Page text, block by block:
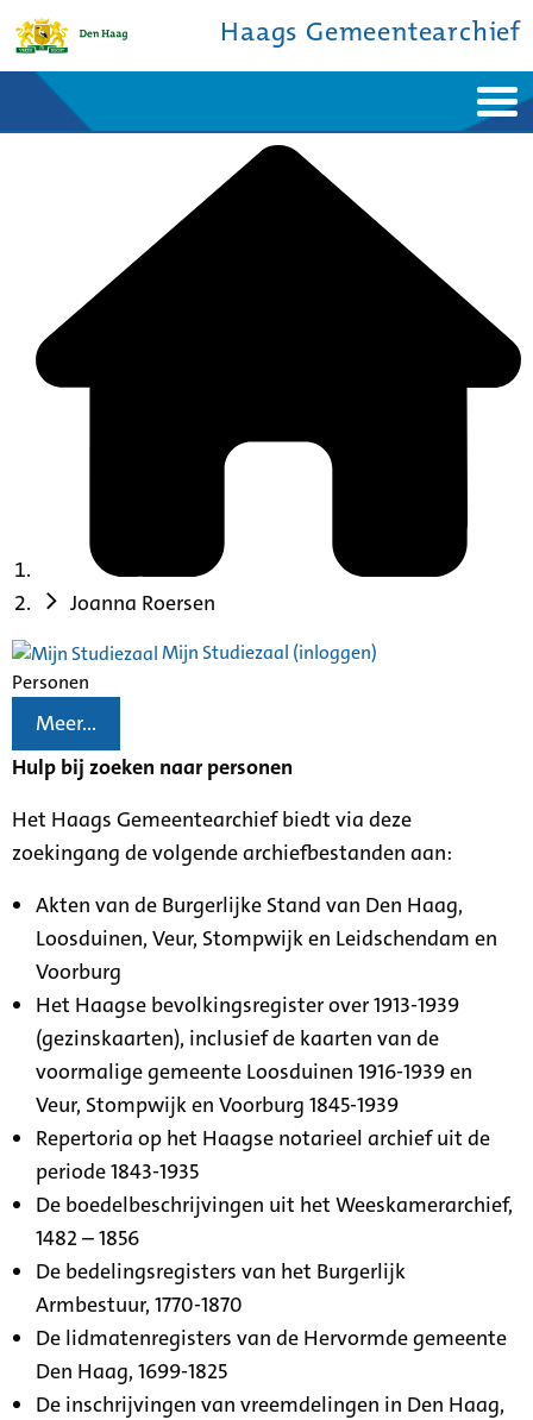
Haags Gemeentearchief
Bronnen en collecties
Joanna Roersen
Mijn Studiezaal (inloggen)
Personen
Meer...
Hulp bij zoeken naar personen
Het Haags Gemeentearchief biedt via deze
zoekingang de volgende archiefbestanden aan:
Akten van de Burgerlijke Stand van Den Haag,
Loosduinen, Veur, Stompwijk en Leidschendam en
Voorburg
Het Haagse bevolkingsregister over 1913-1939
(gezinskaarten), inclusief de kaarten van de
voormalige gemeente Loosduinen 1916-1939 en
Veur, Stompwijk en Voorburg 1845-1939
Repertoria op het Haagse notarieel archief uit de
periode 1843-1935
De boedelbeschrijvingen uit het Weeskamerarchief,
1482 – 1856
De bedelingsregisters van het Burgerlijk
Armbestuur, 1770-1870
De lidmatenregisters van de Hervormde gemeente
Den Haag, 1699-1825
De inschrijvingen van vreemdelingen in Den Haag,